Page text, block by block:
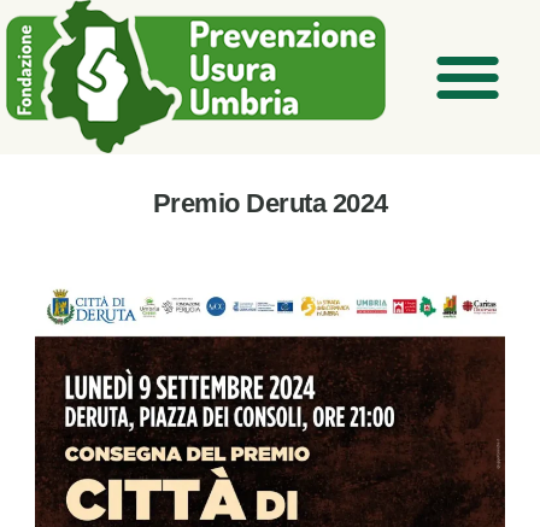
Premio Deruta 2024